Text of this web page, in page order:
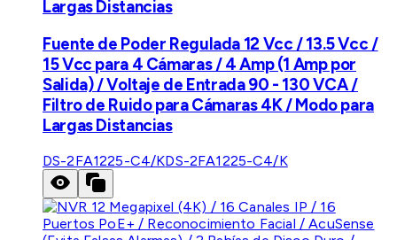
Largas Distancias
Fuente de Poder Regulada 12 Vcc / 13.5 Vcc /
15 Vcc para 4 Cámaras / 4 Amp (1 Amp por
Salida) / Voltaje de Entrada 90 - 130 VCA /
Filtro de Ruido para Cámaras 4K / Modo para
Largas Distancias
DS-2FA1225-C4/KDS-2FA1225-C4/K